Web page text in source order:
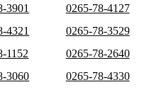
3901
0265-78-4127
4321
0265-78-3529
1152
0265-78-2640
3060
0265-78-4330